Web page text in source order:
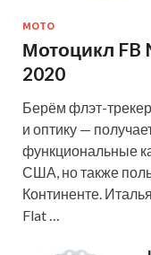
МОТО
Мотоцикл FB
2020
Берём флэт-
и оптику —
функциональные
США, но также
Континенте.
Flat …